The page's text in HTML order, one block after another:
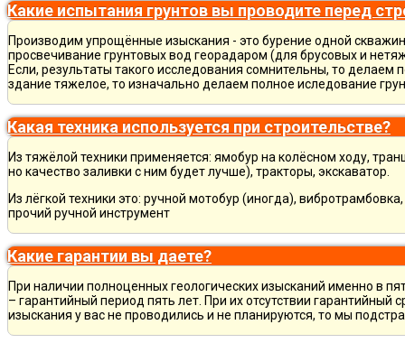
Какие испытания грунтов вы проводите перед
Производим упрощённые изыскания - это бурение одной
просвечивание грунтовых вод георадаром (для брусовых и
Если, результаты такого исследования сомнительны, то
здание тяжелое, то изначально делаем полное иследование
Какая техника используется при строительстве?
Из тяжёлой техники применяется: ямобур на колёсном ходу,
но качество заливки с ним будет лучше), тракторы, экскаватор.
Из лёгкой техники это: ручной мотобур (иногда),
прочий ручной инструмент
Какие гарантии вы даете?
При наличии полноценных геологических изысканий именно в
– гарантийный период пять лет. При их отсутствии гарантийный
изыскания у вас не проводились и не планируются, то мы